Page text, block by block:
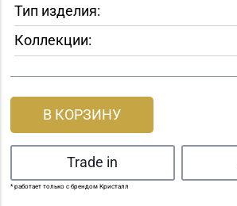
Тип изделия:
Коллекции:
В КОРЗИНУ
Trade in
* работает только с брендом Кристалл